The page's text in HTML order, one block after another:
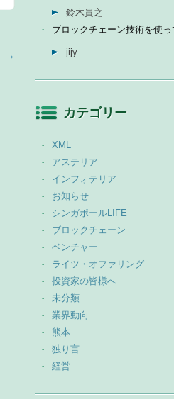
→
鈴木貴之
jijy
カテゴリー
XML
アステリア
インフォテリア
お知らせ
シンガポールLIFE
ブロックチェーン
ベンチャー
ライツ・オファリング
投資家の皆様へ
未分類
業界動向
熊本
独り言
経営